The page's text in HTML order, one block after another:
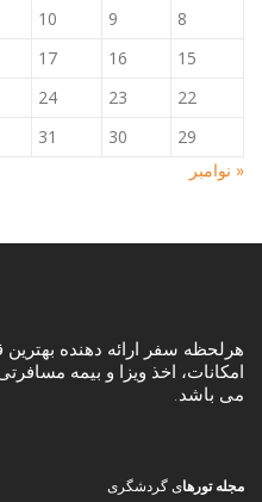
8
9
10
15
16
17
22
23
24
29
30
31
« نوامبر
هرلحظه سفر ارائه دهنده
امکانات، اخذ ویزا و بیمه
می باشد.
مجله تورهای گردشگری